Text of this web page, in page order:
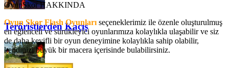
Teröristlerden Kaçış
OyunSkor HAKKINDA
Oyun Skor Flash Oyunları seçeneklerimiz ile özenle oluşturulmuş
en eğlenceli ve sürükleyici oyunlarımıza kolaylıkla ulaşabilir ve siz
de daha keyifli bir oyun deneyimine kolaylıkla sahip olabilir,
kendinizi büyük bir macera içerisinde bulabilirsiniz.